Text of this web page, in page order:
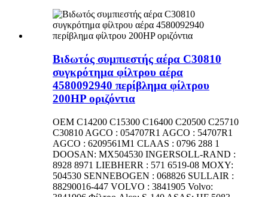
Βιδωτός συμπιεστής αέρα C30810
συγκρότημα φίλτρου αέρα
4580092940 περίβλημα φίλτρου
200HP οριζόντια
OEM C14200 C15300 C16400 C20500 C25710
C30810 AGCO : 054707R1 AGCO : 54707R1
AGCO : 6209561M1 CLAAS : 0796 288 1
DOOSAN: MX504530 INGERSOLL-RAND :
8928 8971 LIEBHERR : 571 6519-08 MOXY:
504530 SENNEBOGEN : 068826 SULLAIR :
88290016-447 VOLVO : 3841905 Volvo: